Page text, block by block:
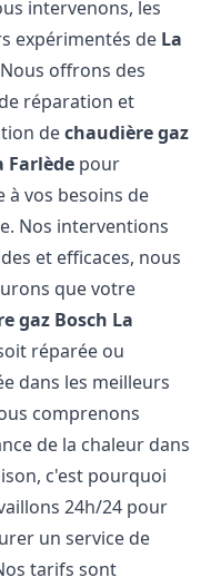
intervenons, les
expérimentés de La
offrons des
réparation et
dechaudière gaz
Farlède pour
à vos besoins de
Nos interventions
et efficaces, nous
que votre
gaz Bosch La
réparée ou
dans les meilleurs
comprenons
de la chaleur dans
c'est pourquoi
24h/24 pour
un service de
tarifs sont